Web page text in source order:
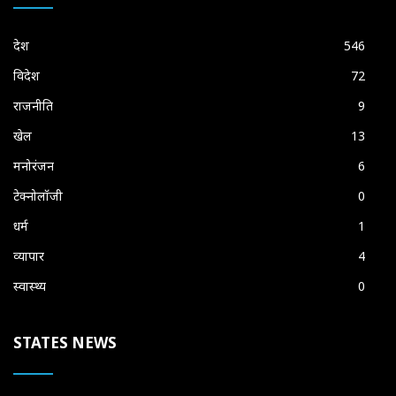
देश
546
विदेश
72
राजनीति
9
खेल
13
मनोरंजन
6
टेक्नोलॉजी
0
धर्म
1
व्यापार
4
स्वास्थ्य
0
STATES NEWS